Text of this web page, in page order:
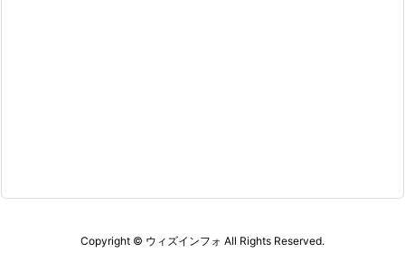
Copyright © ウィズインフォ All Rights Reserved.